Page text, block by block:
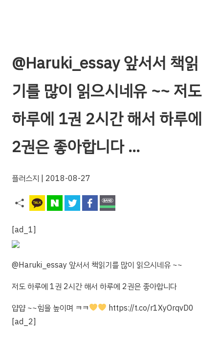
@Haruki_essay 앞서서 책읽
기를 많이 읽으시네유 ~~ 저도
하루에 1권 2시간 해서 하루에
2권은 좋아합니다 …
플러스지 | 2018-08-27
[ad_1]
@Haruki_essay 앞서서 책읽기를 많이 읽으시네유 ~~
저도 하루에 1권 2시간 해서 하루에 2권은 좋아합니다
얍얍 ~~힘을 높이며 ㅋㅋ
https://t.co/r1XyOrqvD0
[ad_2]